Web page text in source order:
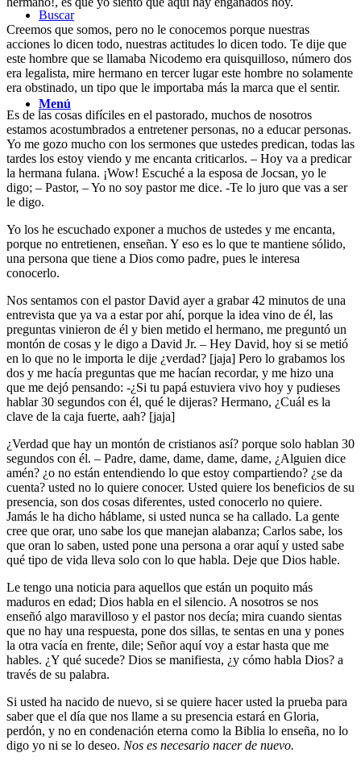
Buscar
Menú
Creemos que somos, pero no le conocemos porque nuestras
acciones lo dicen todo, nuestras actitudes lo dicen todo. Te dije que
este hombre que se llamaba Nicodemo era quisquilloso, número dos
era legalista, mire hermano en tercer lugar este hombre no solamente
era obstinado, un tipo que le importaba más la marca que el sentir.
Es de las cosas difíciles en el pastorado, muchos de nosotros
estamos acostumbrados a entretener personas, no a educar personas.
Yo me gozo mucho con los sermones que ustedes predican, todas las
tardes los estoy viendo y me encanta criticarlos. – Hoy va a predicar
la hermana fulana. ¡Wow! Escuché a la esposa de Jocsan, yo le
digo; – Pastor, – Yo no soy pastor me dice. -Te lo juro que vas a ser
le digo.
Yo los he escuchado exponer a muchos de ustedes y me encanta,
porque no entretienen, enseñan. Y eso es lo que te mantiene sólido,
una persona que tiene a Dios como padre, pues le interesa
conocerlo.
Nos sentamos con el pastor David ayer a grabar 42 minutos de una
entrevista que ya va a estar por ahí, porque la idea vino de él, las
preguntas vinieron de él y bien metido el hermano, me preguntó un
montón de cosas y le digo a David Jr. – Hey David, hoy si se metió
en lo que no le importa le dije ¿verdad? [jaja] Pero lo grabamos los
dos y me hacía preguntas que me hacían recordar, y me hizo una
que me dejó pensando: -¿Si tu papá estuviera vivo hoy y pudieses
hablar 30 segundos con él, qué le dijeras? Hermano, ¿Cuál es la
clave de la caja fuerte, aah? [jaja]
¿Verdad que hay un montón de cristianos así? porque solo hablan 30
segundos con él. – Padre, dame, dame, dame, dame, ¿Alguien dice
amén? ¿o no están entendiendo lo que estoy compartiendo? ¿se da
cuenta? usted no lo quiere conocer. Usted quiere los beneficios de su
presencia, son dos cosas diferentes, usted conocerlo no quiere.
Jamás le ha dicho háblame, si usted nunca se ha callado. La gente
cree que orar, uno sabe los que manejan alabanza; Carlos sabe, los
que oran lo saben, usted pone una persona a orar aquí y usted sabe
qué tipo de vida lleva solo con lo que habla. Deje que Dios hable.
Le tengo una noticia para aquellos que están un poquito más
maduros en edad; Dios habla en el silencio. A nosotros se nos
enseñó algo maravilloso y el pastor nos decía; mira cuando sientas
que no hay una respuesta, pone dos sillas, te sentas en una y pones
la otra vacía en frente, dile; Señor aquí voy a estar hasta que me
hables. ¿Y qué sucede? Dios se manifiesta, ¿y cómo habla Dios? a
través de su palabra.
Si usted ha nacido de nuevo, si se quiere hacer usted la prueba para
saber que el día que nos llame a su presencia estará en Gloria,
perdón, y no en condenación eterna como la Biblia lo enseña, no lo
digo yo ni se lo deseo. Nos es necesario nacer de nuevo.